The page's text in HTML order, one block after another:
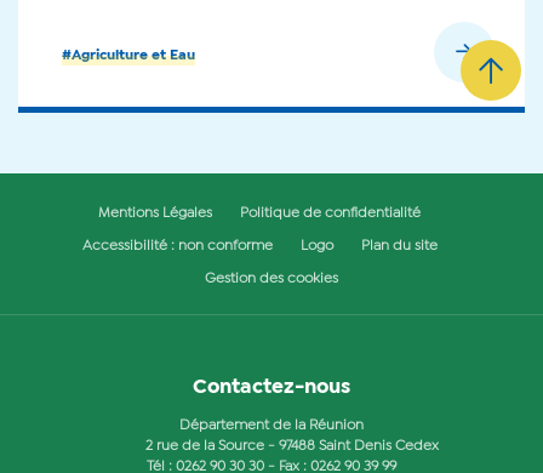
#Agriculture et Eau
Mentions Légales Politique de confidentialité
Accessibilité : non conforme Logo Plan du site
Gestion des cookies
Contactez-nous
Département de la Réunion
2 rue de la Source - 97488 Saint Denis Cedex
Tél : 0262 90 30 30 - Fax : 0262 90 39 99